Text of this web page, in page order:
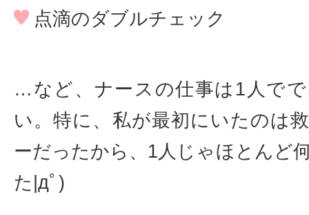
点滴のダブルチェック
…など、ナースの仕事は1人で
い。特に、私が最初にいたのは
ーだったから、1人じゃほとんど
た|дﾟ)